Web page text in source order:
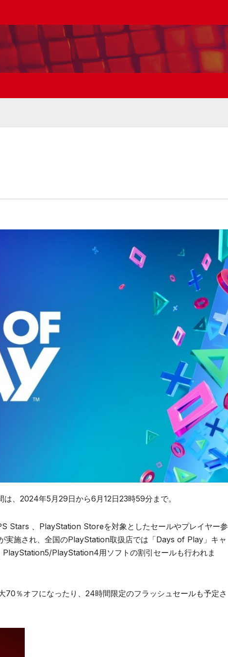
、2024年5月29日から6月12日23時59分まで。
Stars 、PlayStation Storeを対象としたセールやプレイヤー参
実施され、全国のPlayStation取扱店では「Days of Play」キャ
PlayStation4用ソフトの割引セールも行われま
％オフになったり、24時間限定のフラッシュセールも予定さ